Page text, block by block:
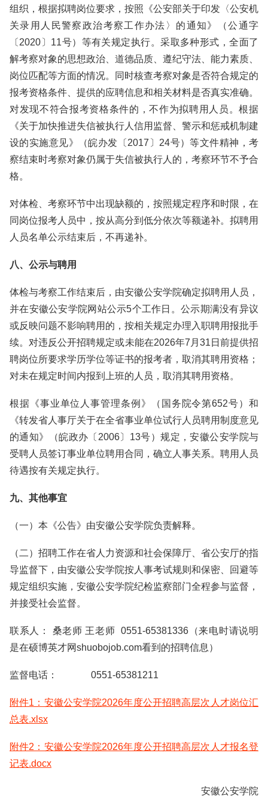
组织，根据拟聘岗位要求，按照《公安部关于印发〈公安机
关录用人民警察政治考察工作办法〉的通知》（公通字
〔2020〕11号）等有关规定执行。采取多种形式，全面了
解考察对象的思想政治、道德品质、遵纪守法、能力素质、
岗位匹配等方面的情况。同时核查考察对象是否符合规定的
报考资格条件、提供的应聘信息和相关材料是否真实准确。
对发现不符合报考资格条件的，不作为拟聘用人员。根据
《关于加快推进失信被执行人信用监督、警示和惩戒机制建
设的实施意见》（皖办发〔2017〕24号）等文件精神，考
察结束时考察对象仍属于失信被执行人的，考察环节不予合
格。
对体检、考察环节中出现缺额的，按照规定程序和时限，在
同岗位报考人员中，按从高分到低分依次等额递补。拟聘用
人员名单公示结束后，不再递补。
八、公示与聘用
体检与考察工作结束后，由安徽公安学院确定拟聘用人员，
并在安徽公安学院网站公示5个工作日。公示期满没有异议
或反映问题不影响聘用的，按相关规定办理入职聘用报批手
续。对违反公开招聘规定或未能在2026年7月31日前提供招
聘岗位所要求学历学位等证书的报考者，取消其聘用资格；
对未在规定时间内报到上班的人员，取消其聘用资格。
根据《事业单位人事管理条例》（国务院令第652号）和
《转发省人事厅关于在全省事业单位试行人员聘用制度意见
的通知》（皖政办〔2006〕13号）规定，安徽公安学院与
受聘人员签订事业单位聘用合同，确立人事关系。聘用人员
待遇按有关规定执行。
九、其他事宜
（一）本《公告》由安徽公安学院负责解释。
（二）招聘工作在省人力资源和社会保障厅、省公安厅的指
导监督下，由安徽公安学院按人事考试规则和保密、回避等
规定组织实施，安徽公安学院纪检监察部门全程参与监督，
并接受社会监督。
联系人： 桑老师 王老师 0551-65381336（来电时请说明
是在硕博英才网shuobojob.com看到的招聘信息）
监督电话： 0551-65381211
附件1：安徽公安学院2026年度公开招聘高层次人才岗位汇
总表.xlsx
附件2：安徽公安学院2026年度公开招聘高层次人才报名登
记表.docx
安徽公安学院